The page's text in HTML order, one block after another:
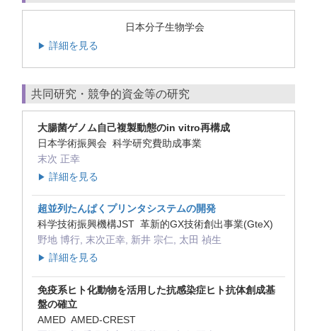
日本分子生物学会
▶ 詳細を見る
共同研究・競争的資金等の研究
大腸菌ゲノム自己複製動態のin vitro再構成
日本学術振興会 科学研究費助成事業
末次 正幸
▶ 詳細を見る
超並列たんぱくプリンタシステムの開発
科学技術振興機構JST 革新的GX技術創出事業(GteX)
野地 博行, 末次正幸, 新井 宗仁, 太田 禎生
▶ 詳細を見る
免疫系ヒト化動物を活用した抗感染症ヒト抗体創成基
盤の確立
AMED AMED-CREST